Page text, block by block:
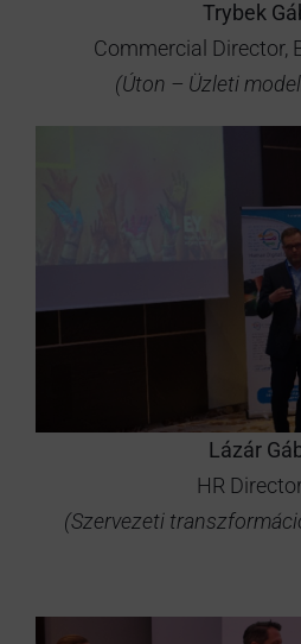
Trybek
Commercial Director,
(Úton – Üzleti
Lázár
HR
(Szervezeti